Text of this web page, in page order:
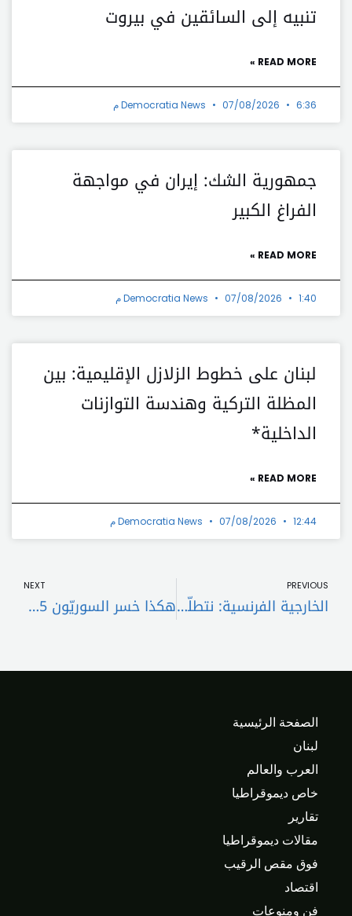
تنبيه إلى السائقين في بيروت
READ MORE »
Democratia News 07/08/2026 6:36 م
جمهورية الشك: إيران في مواجهة
الفراغ الكبير
READ MORE »
Democratia News 07/08/2026 1:40 م
لبنان على خطوط الزلازل الإقليمية: بين
المظلة التركية وهندسة التوازنات
الداخلية*
READ MORE »
Democratia News 07/08/2026 12:44 م
PREVIOUS
الخارجية الفرنسية: نتطلّع إلى رئيس قوي
NEXT
هكذا خسر السوريّون 35 مليار دولار
الصفحة الرئيسية
لبنان
العرب والعالم
خاص ديموقراطيا
تقارير
مقالات ديموقراطيا
فوق مقص الرقيب
اقتصاد
فن ومنوعات